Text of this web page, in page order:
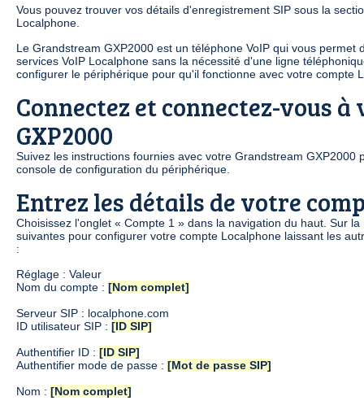
Vous pouvez trouver vos détails d'enregistrement SIP sous la
Localphone.
Le Grandstream GXP2000 est un téléphone VoIP qui vous permet
services VoIP Localphone sans la nécessité d'une ligne
configurer le périphérique pour qu'il fonctionne avec votre compte
Connectez et connectez-vous
GXP2000
Suivez les instructions fournies avec votre Grandstream
console de configuration du périphérique.
Entrez les détails de votre
Choisissez l'onglet « Compte 1 » dans la navigation du haut. Sur
suivantes pour configurer votre compte Localphone laissant les
:
Réglage : Valeur
Nom du compte : [Nom complet]
Serveur SIP : localphone.com
ID utilisateur SIP : [ID SIP]
Authentifier ID : [ID SIP]
Authentifier mode de passe : [Mot de passe SIP]
Nom : [Nom complet]